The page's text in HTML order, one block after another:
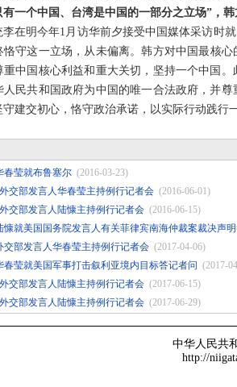
一个中国、台湾是中国的一部分之立场”，
李在明今年1月访华前夕接受中国媒体采访时
恪守这一立场，从未偏离。韩方对中国最核
重中国核心利益和重大关切，坚持一个中国
人民共和国政府为中国的唯一合法政府，并
建交初心，恪守政治承诺，以实际行动践行
春莹就布鲁塞尔 (2016-03-23)
交部发言人华春莹主持例行记者会 (2016-06-01)
交部发言人陆慷主持例行记者会 (2016-06-15)
慷就美国国务院发言人有关菲律宾南海仲裁案裁决声
交部发言人华春莹主持例行记者会 (2017-04-06)
春莹就美国军事打击叙利亚境内目标答记者问 (2017-
交部发言人陆慷主持例行记者会 (2017-06-15)
交部发言人陆慷主持例行记者会 (2017-06-29)
中华人民共
http://